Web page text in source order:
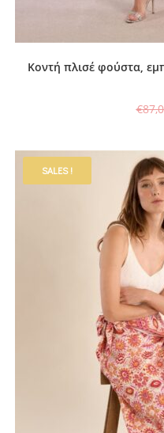
Κοντή πλισέ φούστα,
€
SALES !